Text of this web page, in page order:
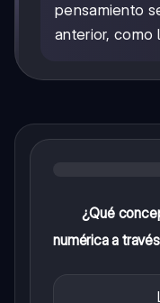
pensamiento
anterior, como
¿Qué
numérica a